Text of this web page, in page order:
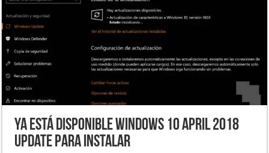
Ya está disponible Windows 10 April 2018
Update para instalar